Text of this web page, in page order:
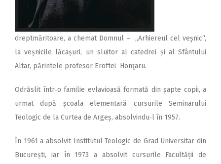
dreptmăritoare, a chemat Domnul – „Arhiereul cel veșnic“,
la veșnicile lăcașuri, un sluitor al catedrei și al Sfântului
Altar, părintele profesor Eroftei Honţaru.
Odrăslit într‑o familie evlavioasă formată din șapte copii, a
urmat după școala elementară cursurile Seminarului
Teologic de la Curtea de Argeș, absolvindu‑l în 1957.
În 1961 a absolvit Institutul Teologic de Grad Universitar din
București, iar în 1973 a absolvit cursurile Facultății de